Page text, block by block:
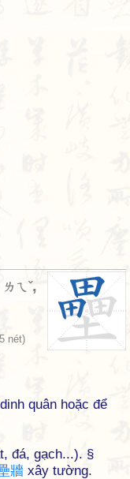
ㄌㄟˇ,
nét)
quân hoặc để
đá, gạch...). §
牆 xây tường.